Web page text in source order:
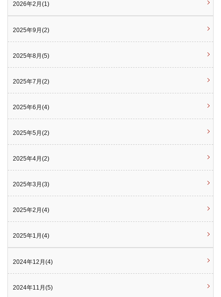
2026年2月(1)
2025年9月(2)
2025年8月(5)
2025年7月(2)
2025年6月(4)
2025年5月(2)
2025年4月(2)
2025年3月(3)
2025年2月(4)
2025年1月(4)
2024年12月(4)
2024年11月(5)